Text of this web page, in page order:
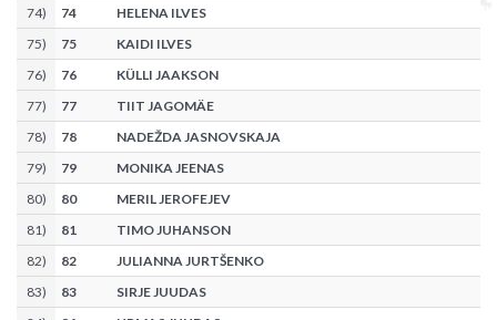
74) 74
HELENA ILVES
75) 75
KAIDI ILVES
76) 76
KÜLLI JAAKSON
77) 77
TIIT JAGOMÄE
78) 78
NADEŽDA JASNOVSKAJA
79) 79
MONIKA JEENAS
80) 80
MERIL JEROFEJEV
81) 81
TIMO JUHANSON
82) 82
JULIANNA JURTŠENKO
83) 83
SIRJE JUUDAS